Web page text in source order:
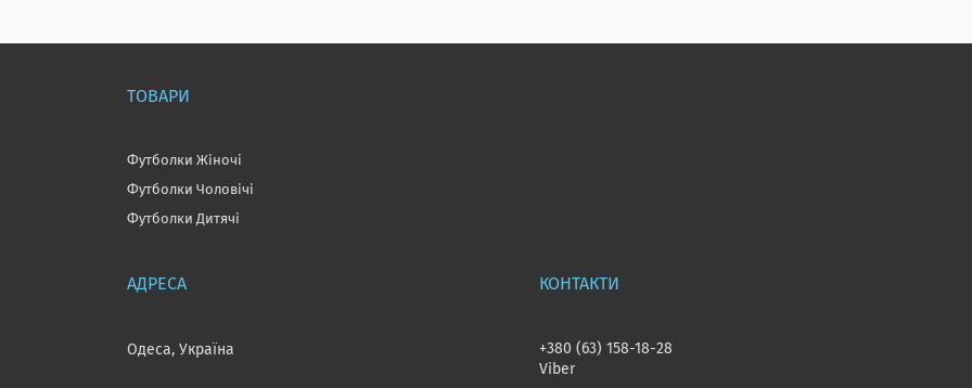
ТОВАРИ
Футболки Жіночі
Футболки Чоловічі
Футболки Дитячі
Одеса, Україна
+380 (63) 158-18-28
Viber